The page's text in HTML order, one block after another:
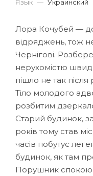
Язык — Украинский
Лора Кочубей —
відряджень, тож
Чернігові.
нерухомістю
пішло не так
Тіло молодого
розбитим
Старий будинок,
років тому став
часів побутує
будинок, як там
Порушник спокою